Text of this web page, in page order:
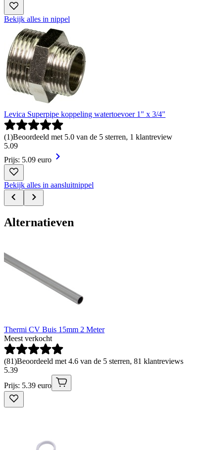
Bekijk alles in nippel
Levica Superpipe koppeling watertoevoer 1" x 3/4"
(1)Beoordeeld met 5.0 van de 5 sterren, 1 klantreview
5.09
Prijs: 5.09 euro
Bekijk alles in aansluitnippel
Alternatieven
Thermi CV Buis 15mm 2 Meter
Meest verkocht
(81)Beoordeeld met 4.6 van de 5 sterren, 81 klantreviews
5.39
Prijs: 5.39 euro